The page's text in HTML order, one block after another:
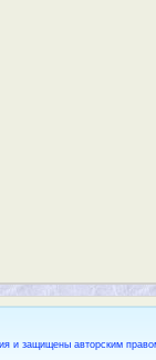
и защищены авторским